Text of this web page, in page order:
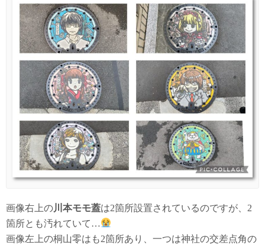
画像右上の川本モモ蓋は2箇所設置されているのですが、2
箇所とも汚れていて…
画像左上の桐山零はも2箇所あり、一つは神社の交差点角の